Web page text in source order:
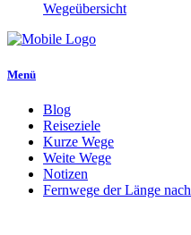
Wegeübersicht
Menü
Blog
Reiseziele
Kurze Wege
Weite Wege
Notizen
Fernwege der Länge nach